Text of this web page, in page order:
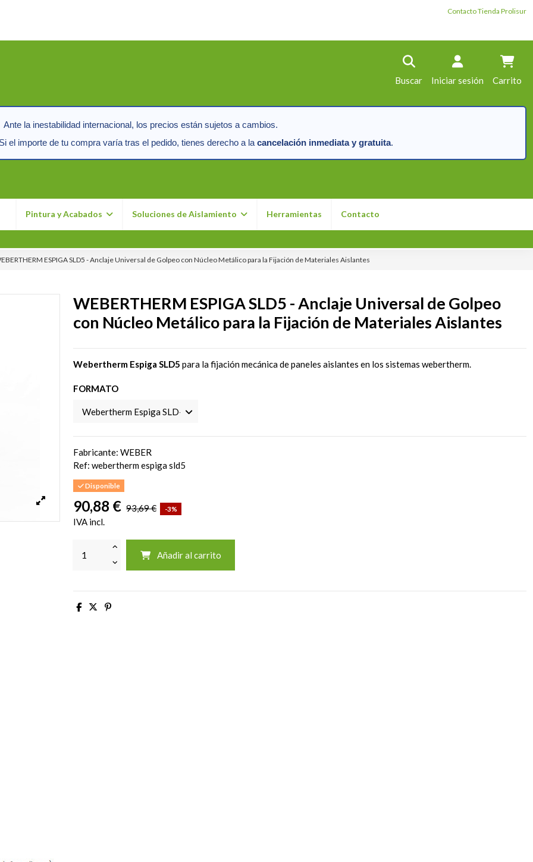
Contacto Tienda Prolisur
Buscar Iniciar sesión Carrito
Ante la inestabilidad internacional, los precios están sujetos a cambios.
el importe de tu compra varía tras el pedido, tienes derecho a la cancelación inmediata y gratuita.
Pintura y Acabados Soluciones de Aislamiento Herramientas Contacto
ESPIGA SLD5 - Anclaje Universal de Golpeo con Núcleo Metálico para la Fijación de Materiales Aislantes
WEBERTHERM ESPIGA SLD5 - Anclaje Universal de Golpeo
con Núcleo Metálico para la Fijación de Materiales Aislantes
Webertherm Espiga SLD5 para la fijación mecánica de paneles aislantes en los sistemas webertherm.
FORMATO
Fabricante: WEBER
Ref: webertherm espiga sld5
Disponible
90,88 € 93,69 € -3%
IVA incl.
Añadir al carrito